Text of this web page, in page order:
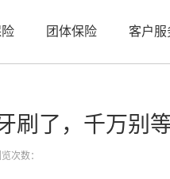
团体保险 客户服
刷了，千万别等
次数：